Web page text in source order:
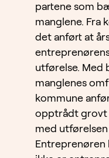
partene som
manglene. Fra
det anført at
utførelse. Med
manglenes
kommune
opptrådt grovt
med utførelsen
Entreprenøren